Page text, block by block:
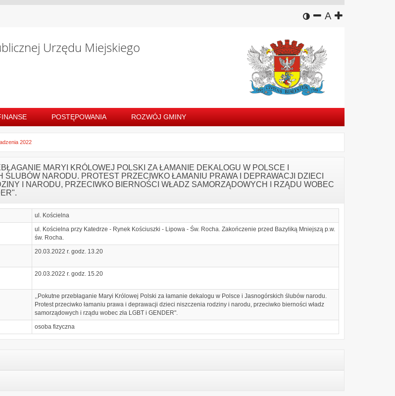
wersja kontrastowa
zmniejsz
Adomyślny
zwiększ
Urzędu Miejskiego
POSTĘPOWANIA ROZWÓJ GMINY
2022
MARYI KRÓLOWEJ POLSKI ZA ŁAMANIE DEKALOGU W POLSCE I
ŚLUBÓW NARODU. PROTEST PRZECIWKO ŁAMANIU PRAWA I DEPRAWACJI DZIECI
I NARODU, PRZECIWKO BIERNOŚCI WŁADZ SAMORZĄDOWYCH I RZĄDU WOBEC
ul. Kościelna
ul. Kościelna przy Katedrze - Rynek Kościuszki - Lipowa - Św. Rocha. Zakończenie przed Bazyliką Mniejszą p.w.
św. Rocha.
20.03.2022 r. godz. 13.20
20.03.2022 r. godz. 15.20
,,Pokutne przebłaganie Maryi Królowej Polski za łamanie dekalogu w Polsce i Jasnogórskich ślubów narodu.
Protest przeciwko łamaniu prawa i deprawacji dzieci niszczenia rodziny i narodu, przeciwko bierności władz
samorządowych i rządu wobec zła LGBT i GENDER".
osoba fizyczna